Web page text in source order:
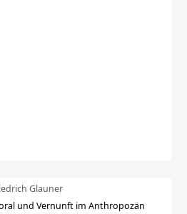
Glauner
und Vernunft im Anthropozän